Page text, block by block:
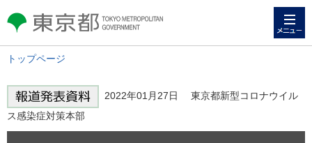
東京都 TOKYO METROPOLITAN
GOVERNMENT
トップページ
2022年01月27日 東京都新型コロナウイル
ス感染症対策本部